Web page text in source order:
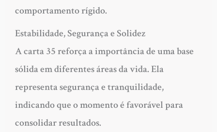
comportamento rígido.
Estabilidade, Segurança e Solidez
A carta 35 reforça a importância de uma base
sólida em diferentes áreas da vida. Ela
representa segurança e tranquilidade,
indicando que o momento é favorável para
consolidar resultados.